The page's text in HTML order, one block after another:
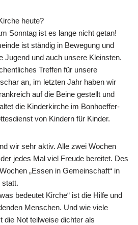
heute?
Sonntag ist es lange nicht getan!
ist ständig in Bewegung und
Jugend und auch unsere Kleinsten.
Treffen für unsere
an, im letzten Jahr haben wir
auf die Beine gestellt und
die Kinderkirche im Bonhoeffer-
von Kindern für Kinder.
wir sehr aktiv. Alle zwei Wochen
jedes Mal viel Freude bereitet. Des
„Essen in Gemeinschaft“ in
statt.
bedeutet Kirche“ ist die Hilfe und
Menschen. Und wie viele
die Not teilweise dichter als